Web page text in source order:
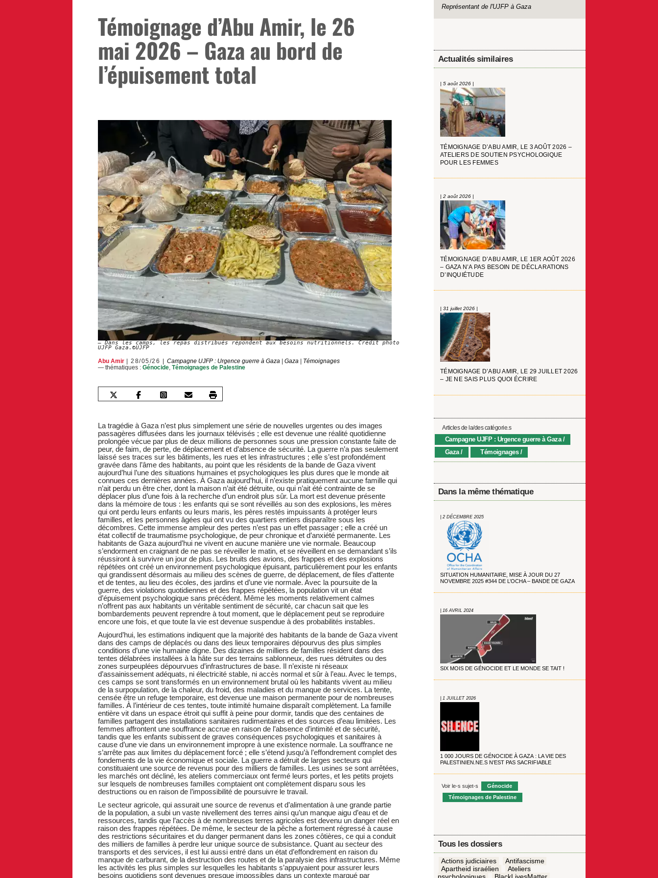
Témoignage d’Abu Amir, le 26
mai 2026 – Gaza au bord de
l’épuisement total
Dans les camps, les repas distribués répondent aux besoins nutritionnels. Crédit photo
UJFP Gaza.©UJFP
Abu Amir 28/05/26 Campagne UJFP : Urgence guerre à Gaza Gaza
Témoignages
— thématiques : Génocide, Témoignages de Palestine
La tragédie à Gaza n’est plus simplement une série de nouvelles urgentes ou des images
passagères diffusées dans les journaux télévisés ; elle est devenue une réalité quotidienne
prolongée vécue par plus de deux millions de personnes sous une pression constante faite de
peur, de faim, de perte, de déplacement et d’absence de sécurité. La guerre n’a pas seulement
laissé ses traces sur les bâtiments, les rues et les infrastructures ; elle s’est profondément
gravée dans l’âme des habitants, au point que les résidents de la bande de Gaza vivent
aujourd’hui l’une des situations humaines et psychologiques les plus dures que le monde ait
connues ces dernières années. À Gaza aujourd’hui, il n’existe pratiquement aucune famille qui
n’ait perdu un être cher, dont la maison n’ait été détruite, ou qui n’ait été contrainte de se
déplacer plus d’une fois à la recherche d’un endroit plus sûr. La mort est devenue présente
dans la mémoire de tous : les enfants qui se sont réveillés au son des explosions, les mères
qui ont perdu leurs enfants ou leurs maris, les pères restés impuissants à protéger leurs
familles, et les personnes âgées qui ont vu des quartiers entiers disparaître sous les
décombres. Cette immense ampleur des pertes n’est pas un effet passager ; elle a créé un
état collectif de traumatisme psychologique, de peur chronique et d’anxiété permanente. Les
habitants de Gaza aujourd’hui ne vivent en aucune manière une vie normale. Beaucoup
s’endorment en craignant de ne pas se réveiller le matin, et se réveillent en se demandant s’ils
réussiront à survivre un jour de plus. Les bruits des avions, des frappes et des explosions
répétées ont créé un environnement psychologique épuisant, particulièrement pour les enfants
qui grandissent désormais au milieu des scènes de guerre, de déplacement, de files d’attente
et de tentes, au lieu des écoles, des jardins et d’une vie normale. Avec la poursuite de la
guerre, des violations quotidiennes et des frappes répétées, la population vit un état
d’épuisement psychologique sans précédent. Même les moments relativement calmes
n’offrent pas aux habitants un véritable sentiment de sécurité, car chacun sait que les
bombardements peuvent reprendre à tout moment, que le déplacement peut se reproduire
encore une fois, et que toute la vie est devenue suspendue à des probabilités instables.
Aujourd’hui, les estimations indiquent que la majorité des habitants de la bande de Gaza vivent
dans des camps de déplacés ou dans des lieux temporaires dépourvus des plus simples
conditions d’une vie humaine digne. Des dizaines de milliers de familles résident dans des
tentes délabrées installées à la hâte sur des terrains sablonneux, des rues détruites ou des
zones surpeuplées dépourvues d’infrastructures de base. Il n’existe ni réseaux
d’assainissement adéquats, ni électricité stable, ni accès normal et sûr à l’eau. Avec le temps,
ces camps se sont transformés en un environnement brutal où les habitants vivent au milieu
de la surpopulation, de la chaleur, du froid, des maladies et du manque de services. La tente,
censée être un refuge temporaire, est devenue une maison permanente pour de nombreuses
familles. À l’intérieur de ces tentes, toute intimité humaine disparaît complètement. La famille
entière vit dans un espace étroit qui suffit à peine pour dormir, tandis que des centaines de
familles partagent des installations sanitaires rudimentaires et des sources d’eau limitées. Les
femmes affrontent une souffrance accrue en raison de l’absence d’intimité et de sécurité,
tandis que les enfants subissent de graves conséquences psychologiques et sanitaires à
cause d’une vie dans un environnement impropre à une existence normale. La souffrance ne
s’arrête pas aux limites du déplacement forcé ; elle s’étend jusqu’à l’effondrement complet des
fondements de la vie économique et sociale. La guerre a détruit de larges secteurs qui
constituaient une source de revenus pour des milliers de familles. Les usines se sont arrêtées,
les marchés ont décliné, les ateliers commerciaux ont fermé leurs portes, et les petits projets
sur lesquels de nombreuses familles comptaient ont complètement disparu sous les
destructions ou en raison de l’impossibilité de poursuivre le travail.
Le secteur agricole, qui assurait une source de revenus et d’alimentation à une grande partie
de la population, a subi un vaste nivellement des terres ainsi qu’un manque aigu d’eau et de
ressources, tandis que l’accès à de nombreuses terres agricoles est devenu un danger réel en
raison des frappes répétées. De même, le secteur de la pêche a fortement régressé à cause
des restrictions sécuritaires et du danger permanent dans les zones côtières, ce qui a conduit
des milliers de familles à perdre leur unique source de subsistance. Quant au secteur des
transports et des services, il est lui aussi entré dans un état d’effondrement en raison du
manque de carburant, de la destruction des routes et de la paralysie des infrastructures. Même
les activités les plus simples sur lesquelles les habitants s’appuyaient pour assurer leurs
besoins quotidiens sont devenues presque impossibles dans un contexte marqué par
Représentant de l'UJFP à Gaza
Actualités similaires
| 5 août 2026 |
TÉMOIGNAGE D’ABU AMIR, LE 3 AOÛT 2026 –
ATELIERS DE SOUTIEN PSYCHOLOGIQUE
POUR LES FEMMES
| 2 août 2026 |
TÉMOIGNAGE D’ABU AMIR, LE 1ER AOÛT 2026
– GAZA N’A PAS BESOIN DE DÉCLARATIONS
D’INQUIÉTUDE
| 31 juillet 2026 |
TÉMOIGNAGE D’ABU AMIR, LE 29 JUILLET 2026
– JE NE SAIS PLUS QUOI ÉCRIRE
Articles de la/des catégorie.s
Campagne UJFP : Urgence guerre à Gaza
Gaza
Témoignages
Dans la même thématique
| 2 DÉCEMBRE 2025
SITUATION HUMANITAIRE, MISE À JOUR DU 27
NOVEMBRE 2025 #344 DE L’OCHA – BANDE DE GAZA
| 16 AVRIL 2024
SIX MOIS DE GÉNOCIDE ET LE MONDE SE TAIT !
| 1 JUILLET 2026
1 000 JOURS DE GÉNOCIDE À GAZA : LA VIE DES
PALESTINIEN.NE.S N’EST PAS SACRIFIABLE
Voir le-s sujet-s
Génocide
Témoignages de Palestine
Tous les dossiers
Actions judiciaires
Antifascisme
Apartheid israélien
Ateliers